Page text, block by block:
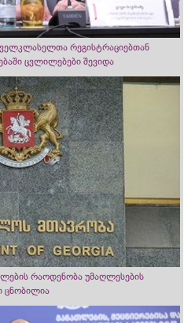
რეგისტრაციებთან
ცვლილებები შევიდა
რაოდენობა უმაღლესების
ცნობილია